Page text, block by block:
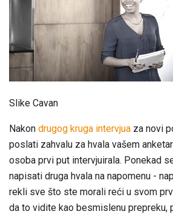
Slike Cavan
Nakon drugog kruga intervjua za novi
poslati zahvalu za hvala vašem
osoba prvi put intervjuirala. Ponekad
napisati druga hvala na napomenu -
rekli sve što ste morali reći u svom
da to vidite kao besmislenu prepreku,